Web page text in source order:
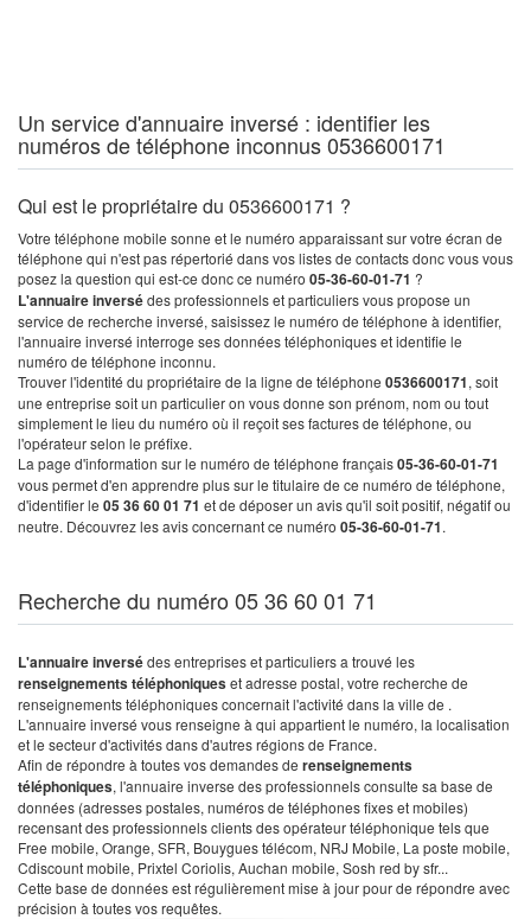
Un service d'annuaire inversé : identifier les
numéros de téléphone inconnus 0536600171
Qui est le propriétaire du 0536600171 ?
Votre téléphone mobile sonne et le numéro apparaissant sur votre écran de
téléphone qui n'est pas répertorié dans vos listes de contacts donc vous vous
posez la question qui est-ce donc ce numéro 05-36-60-01-71 ?
L'annuaire inversédes professionnels et particuliers vous propose un
service de recherche inversé, saisissez le numéro de téléphone à identifier,
l'annuaire inversé interroge ses données téléphoniques et identifie le
numéro de téléphone inconnu.
Trouver l'identité du propriétaire de la ligne de téléphone 0536600171, soit
une entreprise soit un particulier on vous donne son prénom, nom ou tout
simplement le lieu du numéro où il reçoit ses factures de téléphone, ou
l'opérateur selon le préfixe.
La page d'information sur le numéro de téléphone français05-36-60-01-71
vous permet d'en apprendre plus sur le titulaire de ce numéro de téléphone,
d'identifier le 05 36 60 01 71 et de déposer un avis qu'il soit positif, négatif ou
neutre. Découvrez les avis concernant ce numéro 05-36-60-01-71.
Recherche du numéro 05 36 60 01 71
L'annuaire inversédes entreprises et particuliers a trouvé les
renseignements téléphoniqueset adresse postal, votre recherche de
renseignements téléphoniques concernait l'activité dans la ville de .
L'annuaire inversé vous renseigne à qui appartient le numéro, la localisation
et le secteur d'activités dans d'autres régions de France.
Afin de répondre à toutes vos demandes de renseignements
téléphoniques, l'annuaire inverse des professionnels consulte sa base de
données (adresses postales, numéros de téléphones fixes et mobiles)
recensant des professionnels clients des opérateur téléphonique tels que
Free mobile, Orange, SFR, Bouygues télécom, NRJ Mobile, La poste mobile,
Cdiscount mobile, Prixtel Coriolis, Auchan mobile, Sosh red by sfr...
Cette base de données est régulièrement mise à jour pour de répondre avec
précision à toutes vos requêtes.